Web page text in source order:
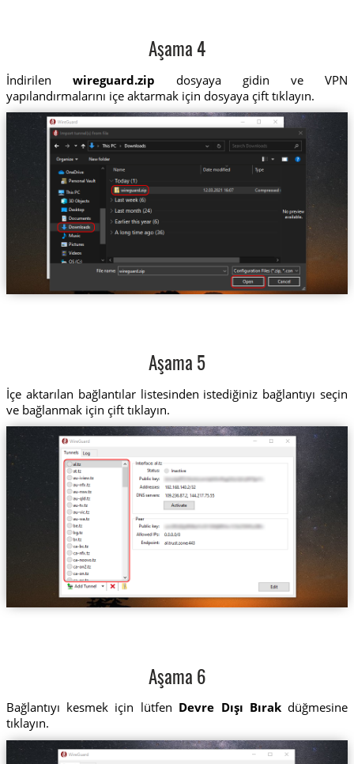
Aşama 4
İndirilen wireguard.zip dosyaya gidin ve VPN
yapılandırmalarını içe aktarmak için dosyaya çift tıklayın.
Aşama 5
İçe aktarılan bağlantılar listesinden istediğiniz bağlantıyı seçin
ve bağlanmak için çift tıklayın.
Aşama 6
Bağlantıyı kesmek için lütfen Devre Dışı Bırak düğmesine
tıklayın.